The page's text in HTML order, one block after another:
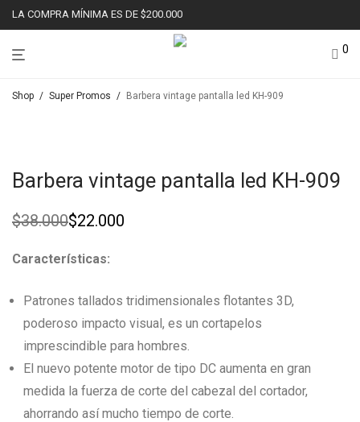
LA COMPRA MÍNIMA ES DE $200.000
0
Shop / Super Promos / Barbera vintage pantalla led KH-909
Barbera vintage pantalla led KH-909
$38.000
Original
was:
$22.000
Current
is:
Características:
Patrones tallados tridimensionales flotantes 3D,
poderoso impacto visual, es un cortapelos
imprescindible para hombres.
El nuevo potente motor de tipo DC aumenta en gran
medida la fuerza de corte del cabezal del cortador,
ahorrando así mucho tiempo de corte.